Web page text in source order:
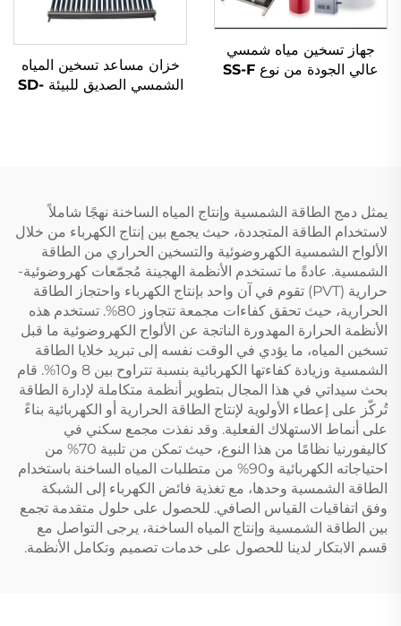
جهاز تسخين مياه شمسي
عالي الجودة من نوع SS-F
خزان مساعد تسخين المياه
الشمسي الصديق للبيئة SD-
يمثل دمج الطاقة الشمسية وإنتاج المياه الساخنة نهجًا شاملاً
لاستخدام الطاقة المتجددة، حيث يجمع بين إنتاج الكهرباء من خلال
الألواح الشمسية الكهروضوئية والتسخين الحراري من الطاقة
الشمسية. عادةً ما تستخدم الأنظمة الهجينة مُجمّعات كهروضوئية-
حرارية (PVT) تقوم في آن واحد بإنتاج الكهرباء واحتجاز الطاقة
الحرارية، حيث تحقق كفاءات مجمعة تتجاوز 80%. تستخدم هذه
الأنظمة الحرارة المهدورة الناتجة عن الألواح الكهروضوئية ما قبل
تسخين المياه، ما يؤدي في الوقت نفسه إلى تبريد خلايا الطاقة
الشمسية وزيادة كفاءتها الكهربائية بنسبة تتراوح بين 8 و10%. قام
بحث سيداتي في هذا المجال بتطوير أنظمة متكاملة لإدارة الطاقة
تُركّز على إعطاء الأولوية لإنتاج الطاقة الحرارية أو الكهربائية بناءً
على أنماط الاستهلاك الفعلية. وقد نفذت مجمع سكني في
كاليفورنيا نظامًا من هذا النوع، حيث تمكن من تلبية 70% من
احتياجاته الكهربائية و90% من متطلبات المياه الساخنة باستخدام
الطاقة الشمسية وحدها، مع تغذية فائض الكهرباء إلى الشبكة
وفق اتفاقيات القياس الصافي. للحصول على حلول متقدمة تجمع
بين الطاقة الشمسية وإنتاج المياه الساخنة، يرجى التواصل مع
قسم الابتكار لدينا للحصول على خدمات تصميم وتكامل الأنظمة.